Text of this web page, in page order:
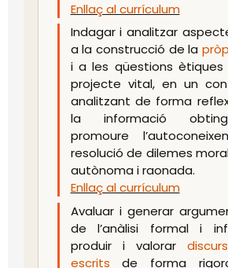
Enllaç al currículum
Indagar i analitzar
a la construcció de la
i a les qüestions ètiques
projecte vital, en un
analitzant de forma
la informació
promoure
resolució de dilemes
autònoma i raonada.
Enllaç al currículum
Avaluar i generar
de l’anàlisi formal i
produir i valorar
escritsde forma